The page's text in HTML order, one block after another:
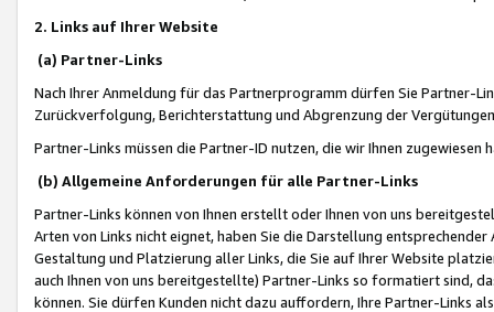
2. Links auf Ihrer Website
(a) Partner-Links
Nach Ihrer Anmeldung für das Partnerprogramm dürfen Sie Partner-
Zurückverfolgung, Berichterstattung und Abgrenzung der
Partner-Links müssen die Partner-ID nutzen, die wir Ihnen zugewiesen
(b) Allgemeine Anforderungen für alle Partner-Links
Partner-Links können von Ihnen erstellt oder Ihnen von uns
Arten von Links nicht eignet, haben Sie die Darstellung
Gestaltung und Platzierung aller Links, die Sie auf Ihrer Website
auch Ihnen von uns bereitgestellte) Partner-Links so formatiert sind,
können. Sie dürfen Kunden nicht dazu auffordern, Ihre Partner-Links